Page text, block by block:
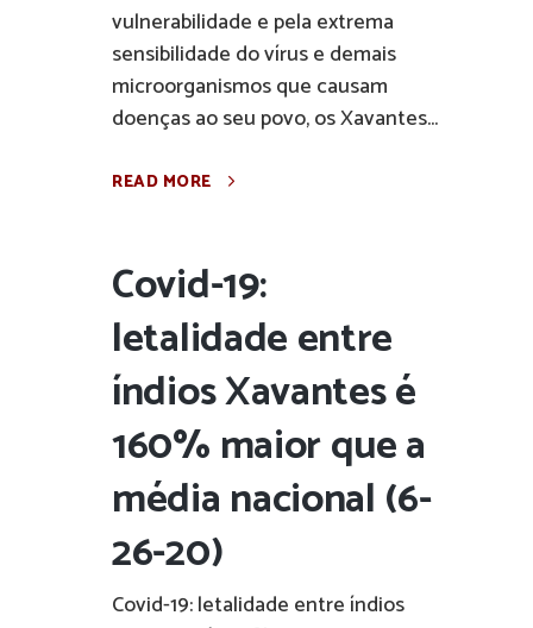
vulnerabilidade e pela extrema
sensibilidade do vírus e demais
microorganismos que causam
doenças ao seu povo, os Xavantes...
READ MORE
Covid-19:
letalidade entre
índios Xavantes é
160% maior que a
média nacional (6-
26-20)
Covid-19: letalidade entre índios